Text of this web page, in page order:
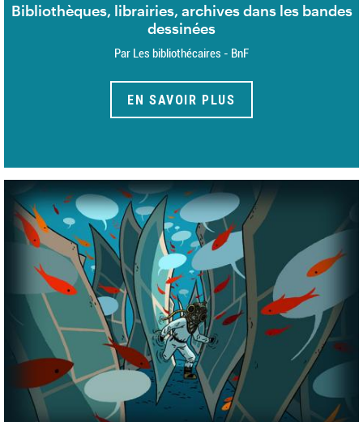
Bibliothèques, librairies, archives dans les bandes
dessinées
Par Les bibliothécaires - BnF
EN SAVOIR PLUS